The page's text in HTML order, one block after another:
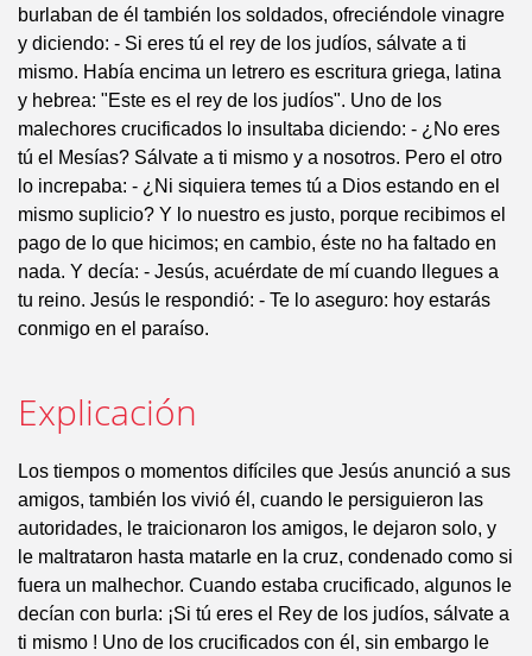
burlaban de él también los soldados, ofreciéndole vinagre
y diciendo: - Si eres tú el rey de los judíos, sálvate a ti
mismo. Había encima un letrero es escritura griega, latina
y hebrea: "Este es el rey de los judíos". Uno de los
malechores crucificados lo insultaba diciendo: - ¿No eres
tú el Mesías? Sálvate a ti mismo y a nosotros. Pero el otro
lo increpaba: - ¿Ni siquiera temes tú a Dios estando en el
mismo suplicio? Y lo nuestro es justo, porque recibimos el
pago de lo que hicimos; en cambio, éste no ha faltado en
nada. Y decía: - Jesús, acuérdate de mí cuando llegues a
tu reino. Jesús le respondió: - Te lo aseguro: hoy estarás
conmigo en el paraíso.
Explicación
Los tiempos o momentos difíciles que Jesús anunció a sus
amigos, también los vivió él, cuando le persiguieron las
autoridades, le traicionaron los amigos, le dejaron solo, y
le maltrataron hasta matarle en la cruz, condenado como si
fuera un malhechor. Cuando estaba crucificado, algunos le
decían con burla: ¡Si tú eres el Rey de los judíos, sálvate a
ti mismo ! Uno de los crucificados con él, sin embargo le